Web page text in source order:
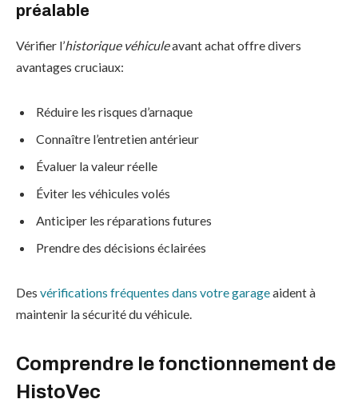
préalable
Vérifier l’historique véhiculeavant achat offre divers
avantages cruciaux:
Réduire les risques d’arnaque
Connaître l’entretien antérieur
Évaluer la valeur réelle
Éviter les véhicules volés
Anticiper les réparations futures
Prendre des décisions éclairées
Des vérifications fréquentes dans votre garageaident à
maintenir la sécurité du véhicule.
Comprendre le fonctionnement de
HistoVec